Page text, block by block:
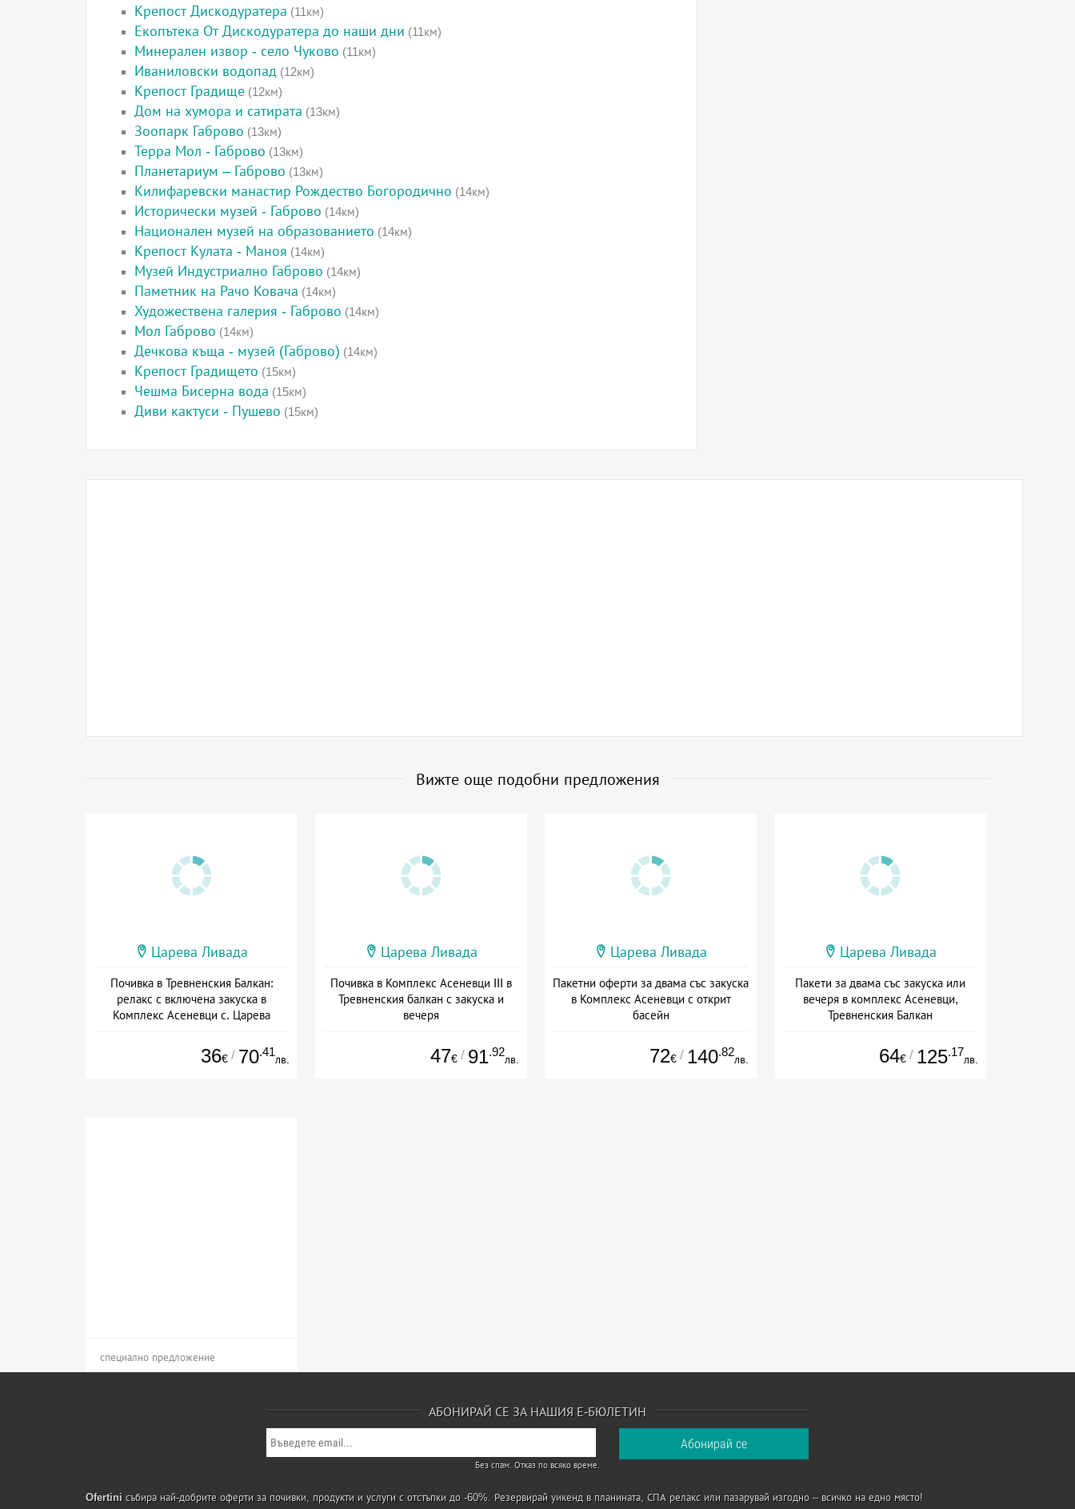
Крепост Дискодуратера (11км)
Екопътека От Дискодуратера до наши дни (11км)
Минерален извор - село Чуково (11км)
Иваниловски водопад (12км)
Крепост Градище (12км)
Дом на хумора и сатирата (13км)
Зоопарк Габрово (13км)
Терра Мол - Габрово (13км)
Планетариум – Габрово (13км)
Килифаревски манастир Рождество Богородично (14км)
Исторически музей - Габрово (14км)
Национален музей на образованието (14км)
Крепост Кулата - Маноя (14км)
Музей Индустриално Габрово (14км)
Паметник на Рачо Ковача (14км)
Художествена галерия - Габрово (14км)
Мол Габрово (14км)
Дечкова къща - музей (Габрово) (14км)
Крепост Градището (15км)
Чешма Бисерна вода (15км)
Диви кактуси - Пушево (15км)
Вижте още подобни предложения
Царева Ливада
Почивка в Тревненския Балкан:
релакс с включена закуска в
Комплекс Асеневци с. Царева
Дата: 14.07 - 30.09 + закуска
36€ / 70.41
лв.
Царева Ливада
Почивка в Комплекс Асеневци III в
Тревненския балкан с закуска и
вечеря
47€ / 91.92
лв.
Царева Ливада
Пакетни оферти за двама със закуска
в Комплекс Асеневци с открит
басейн
72€ / 140.82
лв.
Царева Ливада
Пакети за двама със закуска или
вечеря в комплекс Асеневци,
Тревненския Балкан
64€ / 125.17
лв.
специално предложение
АБОНИРАЙ СЕ ЗА НАШИЯ Е-БЮЛЕТИН
Без спам. Отказ по всяко време.
Ofertini събира най-добрите оферти за почивки, продукти и услуги с отстъпки до -60%. Резервирай уикенд в планината, СПА релакс или пазарувай изгодно – всичко на едно място!